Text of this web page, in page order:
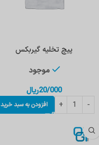
پیچ تخلیه گیربکس
موجود
20/000ریال
افزودن به سبد خرید